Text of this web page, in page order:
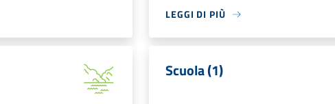
LEGGI DI PIÙ
Scuola (1)